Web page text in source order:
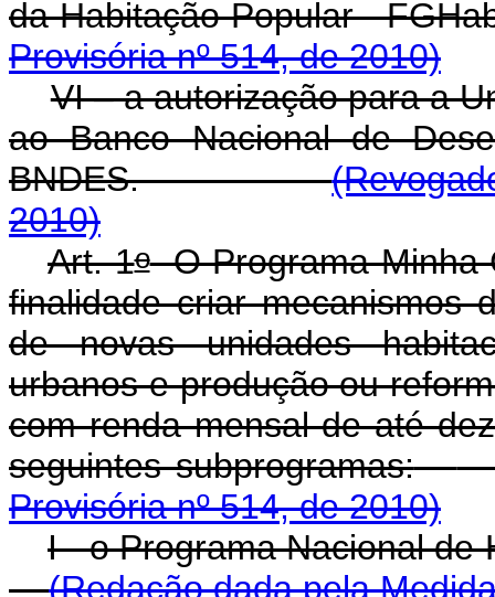
da Habitação Popular -
Provisória nº 514, de 2010)
VI – a autorização para a
ao Banco Nacional de
BNDES.
2010)
Art. 1oO Programa Minha
finalidade criar mecanismos
de novas unidades
urbanos e produção ou
com renda mensal de até
seguintes subprogramas:
Provisória nº 514, de 2010)
I - o Programa Nacional
(Redação dada pela